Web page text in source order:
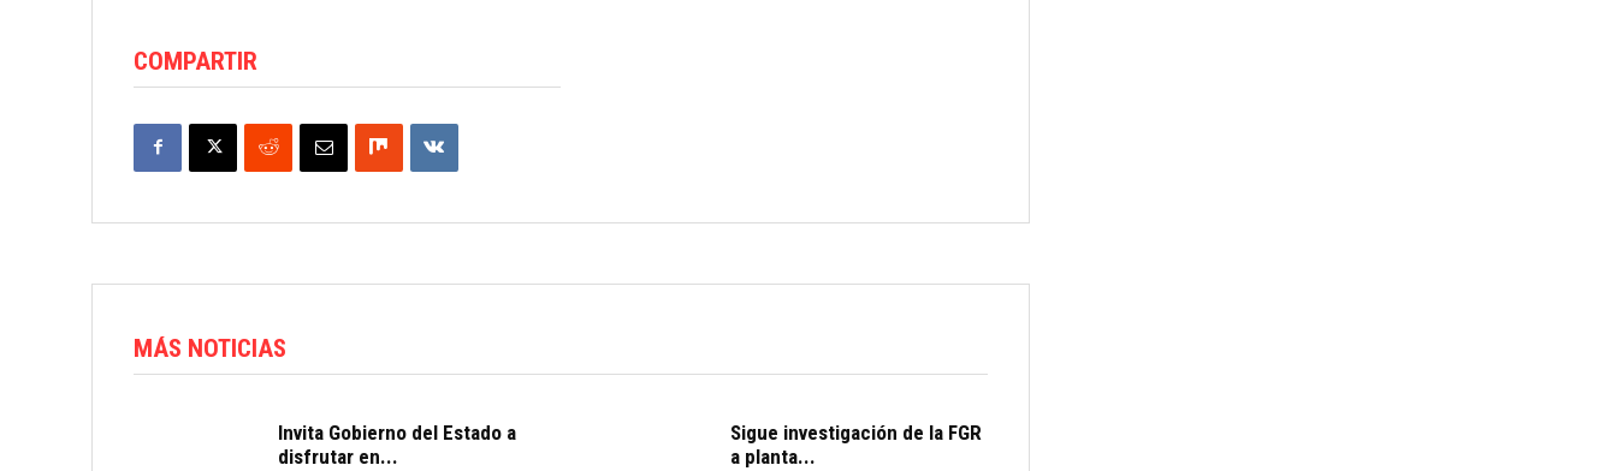
COMPARTIR
MÁS NOTICIAS
Invita Gobierno del Estado a
disfrutar en...
Sigue investigación de la FGR
a planta...